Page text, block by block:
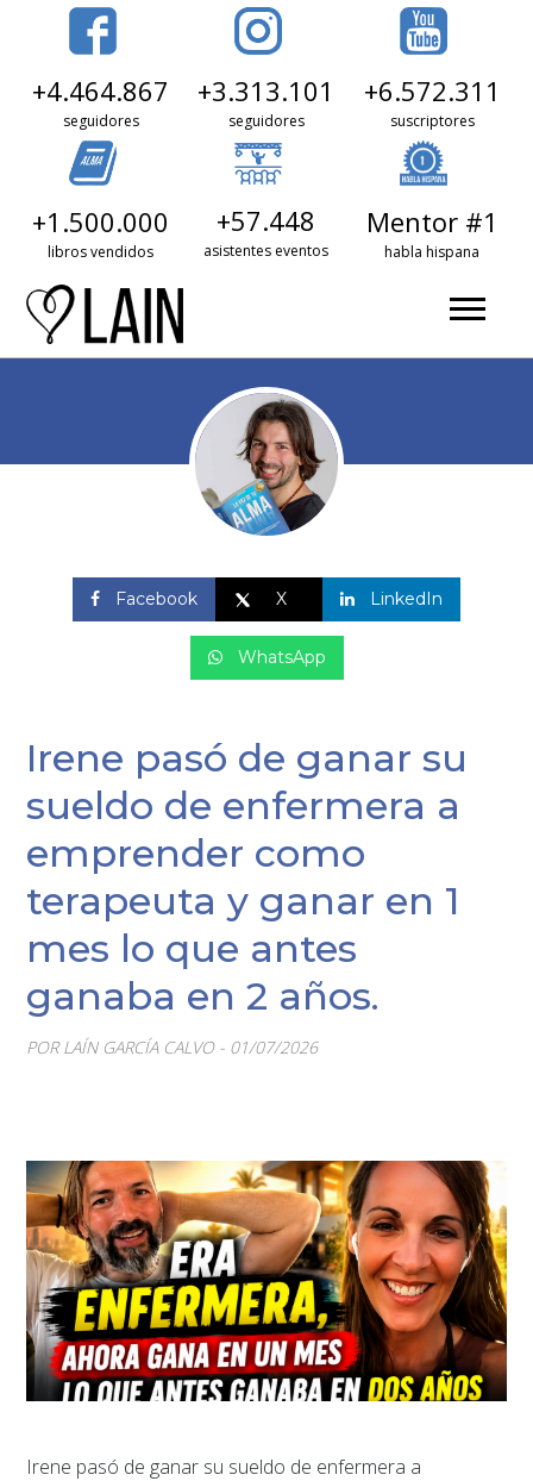
+4.464.867
seguidores
+3.313.101
seguidores
+6.572.311
suscriptores
+1.500.000
libros vendidos
+57.448
asistentes eventos
Mentor #1
habla hispana
Facebook X LinkedIn
WhatsApp
Irene pasó de ganar su
sueldo de enfermera a
emprender como
terapeuta y ganar en 1
mes lo que antes
ganaba en 2 años.
POR LAÍN GARCÍA CALVO - 01/07/2026
Irene pasó de ganar su sueldo de enfermera a